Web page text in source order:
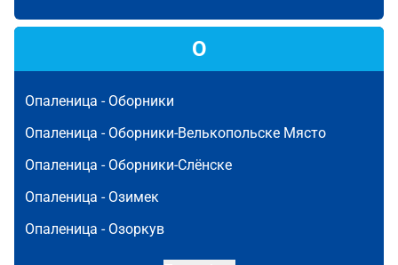
О
Опаленица - Оборники
Опаленица - Оборники-Велькопольске Място
Опаленица - Оборники-Слёнске
Опаленица - Озимек
Опаленица - Озоркув